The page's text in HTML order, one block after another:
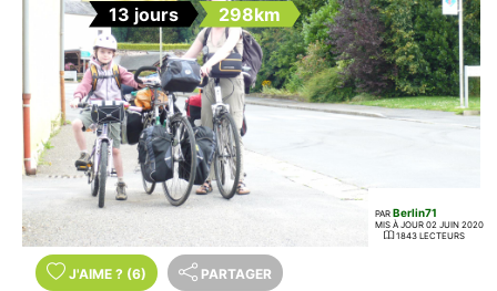
13 jours 298km
PAR Berlin71
MIS À JOUR 02 JUIN 2020
1843 LECTEURS
J'AIME ? (6) PARTAGER